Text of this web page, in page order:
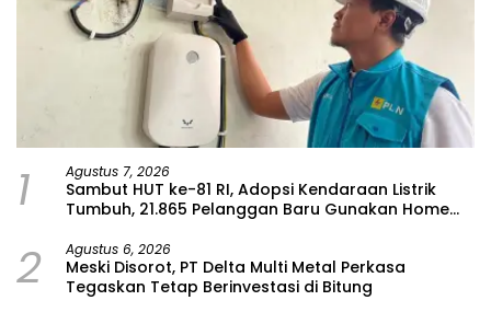
1 Agustus 7, 2026
Sambut HUT ke-81 RI, Adopsi Kendaraan Listrik
Tumbuh, 21.865 Pelanggan Baru Gunakan Home
2 Agustus 6, 2026
Meski Disorot, PT Delta Multi Metal Perkasa
Tegaskan Tetap Berinvestasi di Bitung